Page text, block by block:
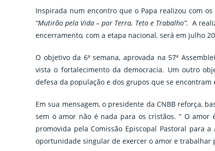
Inspirada num encontro que o Papa realizou com
“Mutirão pela Vida – por Terra, Teto e Trabalho”. A
encerramento, com a etapa nacional, será em julho
O objetivo da 6ª semana, aprovada na 57ª
vista o fortalecimento da democracia. Um outro
defesa da população e dos grupos que se
Em sua mensagem, o presidente da CNBB reforça,
sem o amor não é nada para os cristãos. ” O amor
promovida pela Comissão Episcopal Pastoral para
oportunidade singular de exercer o amor e trabalhar